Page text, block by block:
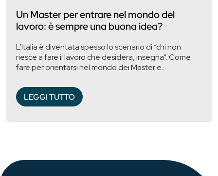
Un Master per entrare nel mondo del
lavoro: è sempre una buona idea?
L’Italia è diventata spesso lo scenario di “chi non
riesce a fare il lavoro che desidera, insegna”. Come
fare per orientarsi nel mondo dei Master e...
LEGGI TUTTO